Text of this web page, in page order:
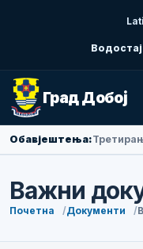
Град Добој
Обавјештења:
Важни
Почетна Документи